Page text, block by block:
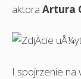
aktora Artura
I spojrzenie na